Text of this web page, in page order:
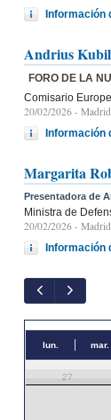
Información
Andrius
FORO DE LA
Comisario
20/02/2026 -
Información
Margarita
Presentadora de
Ministra de
20/02/2026 -
Información
lun. mar.
27